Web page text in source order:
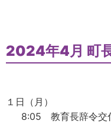
2024年4月 町
１日（月）
8:05 教育長辞令交付